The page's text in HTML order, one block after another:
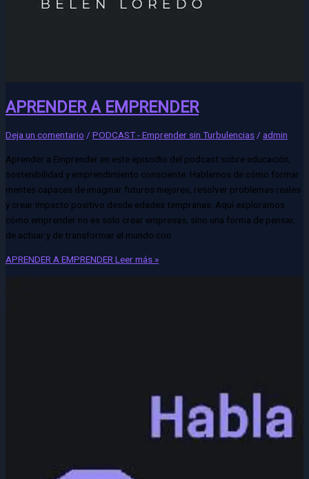
APRENDER A EMPRENDER
Deja un comentario / PODCAST - Emprender sin Turbulencias / admin
Aprender a Emprender en este episodio del podcast sobre educación,
sostenibilidad y emprendimiento consciente. Hablamos de cómo formar
mentes capaces de imaginar futuros mejores, resolver problemas reales
y crear impacto positivo desde edades tempranas. Aquí exploramos
cómo emprender no es solo crear empresas, sino una forma de pensar,
de actuar y de transformar el mundo con
APRENDER A EMPRENDERLeer más »